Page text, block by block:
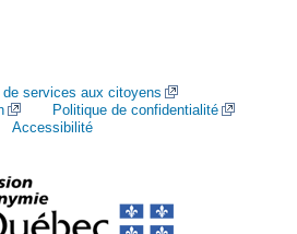
de services aux citoyens
Politique de confidentialité
Accessibilité